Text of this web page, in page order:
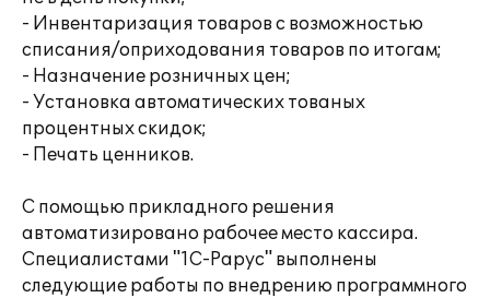
- Инвентаризация товаров с возможностью
списания/оприходования товаров по итогам;
- Назначение розничных цен;
- Установка автоматических тованых
процентных скидок;
- Печать ценников.
С помощью прикладного решения
автоматизировано рабочее место кассира.
Специалистами "1С-Рарус" выполнены
следующие работы по внедрению программного